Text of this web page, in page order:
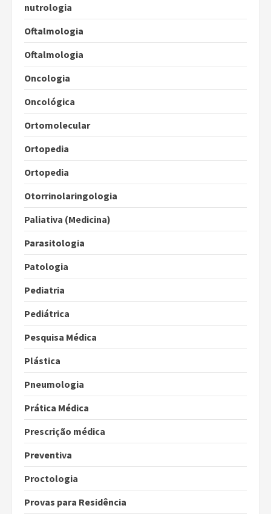
nutrologia
Oftalmologia
Oftalmologia
Oncologia
Oncológica
Ortomolecular
Ortopedia
Ortopedia
Otorrinolaringologia
Paliativa (Medicina)
Parasitologia
Patologia
Pediatria
Pediátrica
Pesquisa Médica
Plástica
Pneumologia
Prática Médica
Prescrição médica
Preventiva
Proctologia
Provas para Residência